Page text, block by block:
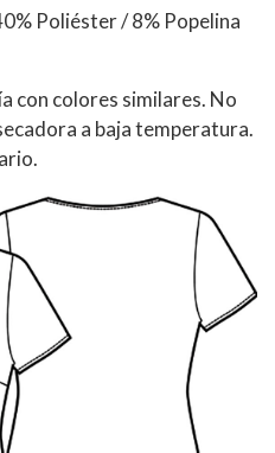
Poliéster / 8% Popelina
con colores similares. No
a baja temperatura.